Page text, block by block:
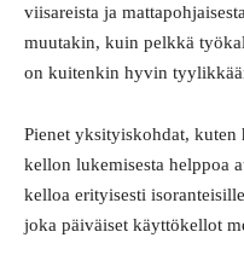
viisareista ja
muutakin, kuin pelkkä
on kuitenkin hyvin
Pienet yksityiskohdat, kuten
kellon lukemisesta helppoa
kelloa erityisesti
joka päiväiset käyttökellot